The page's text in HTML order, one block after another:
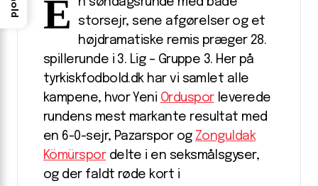
E
storsejr, sene afgørelser og et
højdramatiske remis præger 28.
spillerunde i 3. Lig – Gruppe 3. Her på
tyrkiskfodbold.dk har vi samlet alle
kampene, hvor Yeni Ordusporleverede
rundens mest markante resultat med
en 6-0-sejr, Pazarspor og Zonguldak
Kömürspordelte i en seksmålsgyser,
og der faldt røde kort i